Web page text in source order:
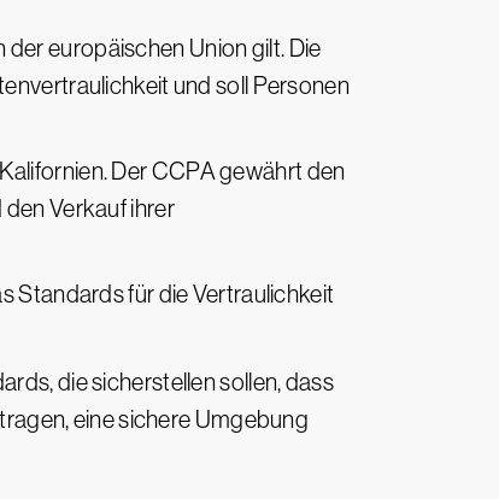
europäischen Union gilt. Die
und soll Personen
Der CCPA gewährt den
Verkauf ihrer
Standards für die Vertraulichkeit
die sicherstellen sollen, dass
eine sichere Umgebung